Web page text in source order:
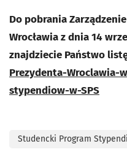
Do pobrania
Wrocławia z dnia 14
znajdziecie Państwo
Prezydenta-Wroclawia-
stypendiow-w-SPS
Studencki Program